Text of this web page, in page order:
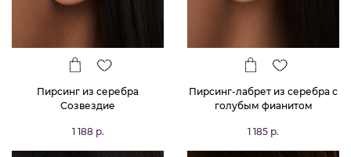
Пирсинг из серебра
Созвездие
1 188 р.
Пирсинг-лабрет из серебра с
голубым фианитом
1 185 р.